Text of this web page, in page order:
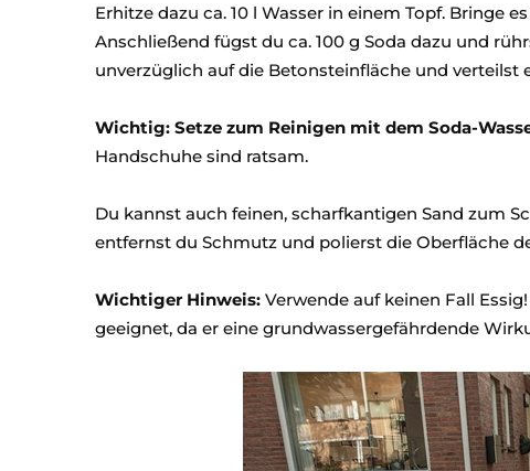
Erhitze dazu ca. 10 l Wasser in einem Topf. Bringe
Anschließend fügst du ca. 100 g Soda dazu und
unverzüglich auf die Betonsteinfläche und verteilst
Wichtig: Setze zum Reinigen mit dem Soda-
Handschuhe sind ratsam.
Du kannst auch feinen, scharfkantigen Sand zum
entfernst du Schmutz und polierst die Oberfläche
Wichtiger Hinweis: Verwende auf keinen Fall
geeignet, da er eine grundwassergefährdende